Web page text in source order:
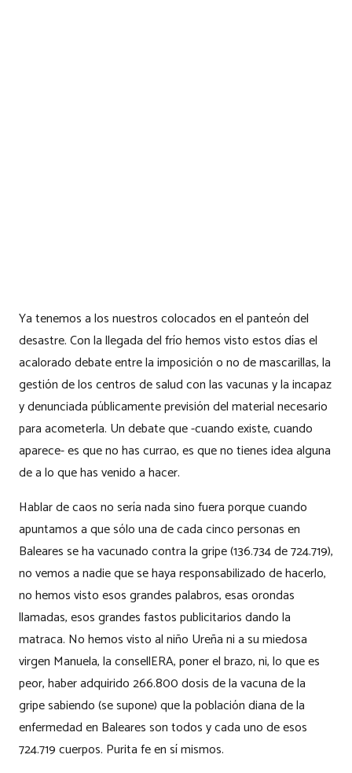
Ya tenemos a los nuestros colocados en el panteón del
desastre. Con la llegada del frío hemos visto estos días el
acalorado debate entre la imposición o no de mascarillas, la
gestión de los centros de salud con las vacunas y la incapaz
y denunciada públicamente previsión del material necesario
para acometerla. Un debate que -cuando existe, cuando
aparece- es que no has currao, es que no tienes idea alguna
de a lo que has venido a hacer.
Hablar de caos no sería nada sino fuera porque cuando
apuntamos a que sólo una de cada cinco personas en
Baleares se ha vacunado contra la gripe (136.734 de 724.719),
no vemos a nadie que se haya responsabilizado de hacerlo,
no hemos visto esos grandes palabros, esas orondas
llamadas, esos grandes fastos publicitarios dando la
matraca. No hemos visto al niño Ureña ni a su miedosa
virgen Manuela, la consellERA, poner el brazo, ni, lo que es
peor, haber adquirido 266.800 dosis de la vacuna de la
gripe sabiendo (se supone) que la población diana de la
enfermedad en Baleares son todos y cada uno de esos
724.719 cuerpos. Purita fe en sí mismos.